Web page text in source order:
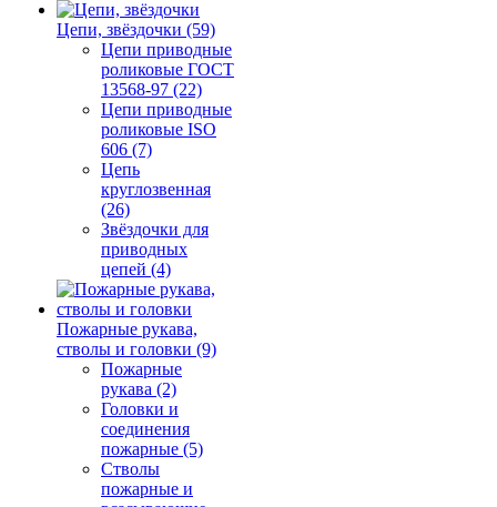
Цепи, звёздочки (59)
Цепи приводные
роликовые ГОСТ
13568-97 (22)
Цепи приводные
роликовые ISO
606 (7)
Цепь
круглозвенная
(26)
Звёздочки для
приводных
цепей (4)
Пожарные рукава,
стволы и головки (9)
Пожарные
рукава (2)
Головки и
соединения
пожарные (5)
Стволы
пожарные и